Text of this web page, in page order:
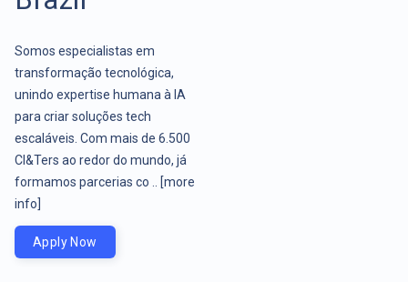
Somos especialistas em
transformação tecnológica,
unindo expertise humana à IA
para criar soluções tech
escaláveis. Com mais de 6.500
CI&Ters ao redor do mundo, já
formamos parcerias co ..
[more
info]
Apply Now